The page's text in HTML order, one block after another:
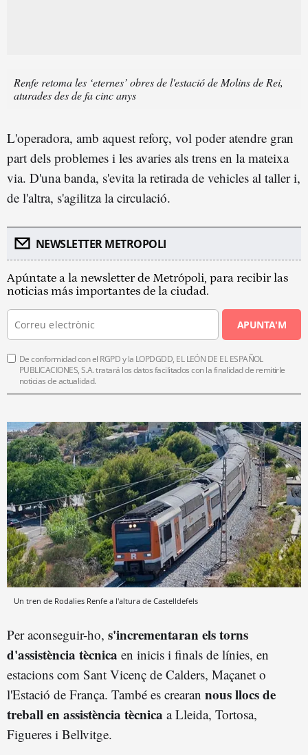
Renfe retoma les ‘eternes’ obres de l'estació de Molins de Rei,
aturades des de fa cinc anys
L'operadora, amb aquest reforç, vol poder atendre gran
part dels problemes i les avaries als trens en la mateixa
via. D'una banda, s'evita la retirada de vehicles al taller i,
de l'altra, s'agilitza la circulació.
NEWSLETTER METROPOLI
Apúntate a la newsletter de Metrópoli, para recibir las
noticias más importantes de la ciudad.
APUNTA'M
De conformidad con el RGPD y la LOPDGDD, EL LEÓN DE EL ESPAÑOL
PUBLICACIONES, S.A. tratará los datos facilitados con la finalidad de remitirle
noticias de actualidad.
Un tren de Rodalies Renfe a l'altura de Castelldefels
Per aconseguir-ho, s'incrementaran els torns
d'assistència tècnica en inicis i finals de línies, en
estacions com Sant Vicenç de Calders, Maçanet o
l'Estació de França. També es crearan nous llocs de
treball en assistència tècnica a Lleida, Tortosa,
Figueres i Bellvitge.